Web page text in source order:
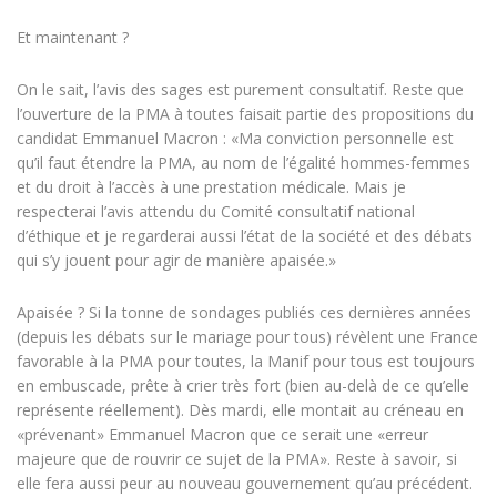
Et maintenant ?
On le sait, l’avis des sages est purement consultatif. Reste que
l’ouverture de la PMA à toutes faisait partie des propositions du
candidat Emmanuel Macron : «Ma conviction personnelle est
qu’il faut étendre la PMA, au nom de l’égalité hommes-femmes
et du droit à l’accès à une prestation médicale. Mais je
respecterai l’avis attendu du Comité consultatif national
d’éthique et je regarderai aussi l’état de la société et des débats
qui s’y jouent pour agir de manière apaisée.»
Apaisée ? Si la tonne de sondages publiés ces dernières années
(depuis les débats sur le mariage pour tous) révèlent une France
favorable à la PMA pour toutes, la Manif pour tous est toujours
en embuscade, prête à crier très fort (bien au-delà de ce qu’elle
représente réellement). Dès mardi, elle montait au créneau en
«prévenant» Emmanuel Macron que ce serait une «erreur
majeure que de rouvrir ce sujet de la PMA». Reste à savoir, si
elle fera aussi peur au nouveau gouvernement qu’au précédent.